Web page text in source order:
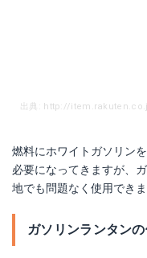
出典: http://
燃料にホワイトガソリン
必要になってきますが、
地でも問題なく使用できま
ガソリンランタン